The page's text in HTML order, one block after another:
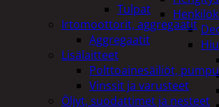
Tulpat
Irtomoottorit, aggregaatit
Aggregaatit
Lisälaitteet
Polttoainesäiliöt,
Vinssit ja varusteet
Öljyt, suodattimet ja nesteet